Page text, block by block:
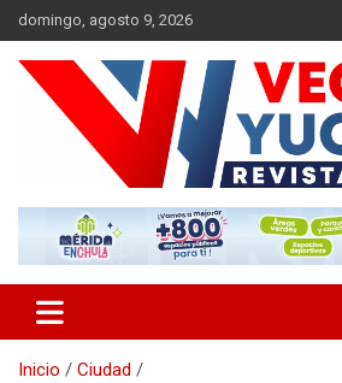
Saltar
al
contenido
domingo, agosto 9, 2026
Vector Yucatán
Inicio
Ciudad